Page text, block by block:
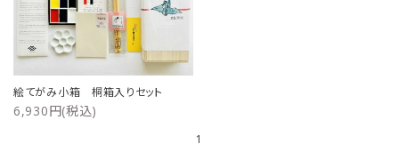
絵てがみ小箱 桐箱入りセット
6,930円(税込)
1